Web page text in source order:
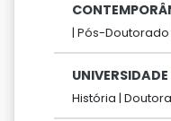
| Pós-Doutorado
UNIVERSIDADE
História |